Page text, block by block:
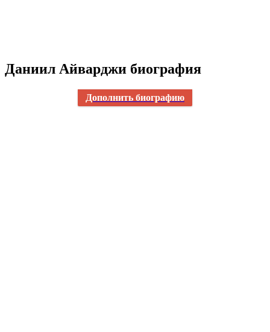
Даниил Айварджи биография
Дополнить биографию